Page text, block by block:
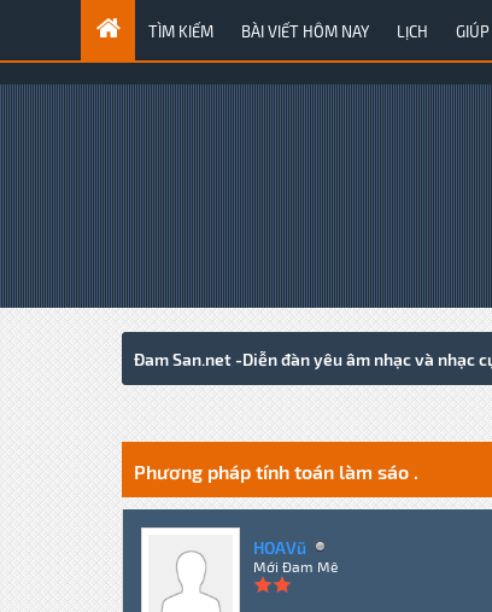
TÌM KIẾM BÀI VIẾT HÔM NAY LỊCH
Đam San.net -Diễn đàn yêu âm nhạc và nhạc
2 Votes - 5 Average
1
2
3
4
5
Phương pháp tính toán làm sáo .
HOAVũ
Mới Đam Mê